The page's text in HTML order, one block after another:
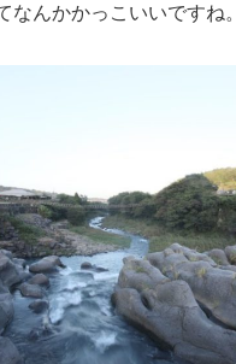
なんかかっこいいですね。